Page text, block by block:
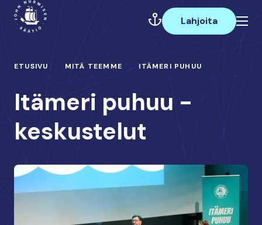
Hyppää
sisältöön
Päävalikko
Lahjoita
ETUSIVU MITÄ TEEMME ITÄMERI PUHUU
Itämeri puhuu -
keskustelut